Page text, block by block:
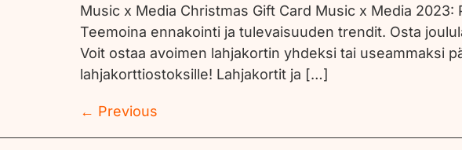
Music x Media Christmas Gift Card Music x Media
Teemoina ennakointi ja tulevaisuuden trendit. Osta
Voit ostaa avoimen lahjakortin yhdeksi tai useammaksi
lahjakorttiostoksille! Lahjakortit ja […]
← Previous